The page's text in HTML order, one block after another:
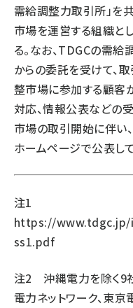
需給調整力取引所」を
市場を運営する組織と
る。なお、TDGCの需
からの委託を受けて、
整市場に参加する顧客
対応、情報公表などの
市場の取引開始に伴い
ホームページで公表して
注1
https://
ss1.pdf
注2 沖縄電力を除く9
電力ネットワーク、東